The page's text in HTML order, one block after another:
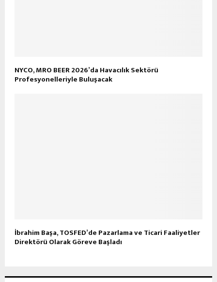
NYCO, MRO BEER 2026’da Havacılık Sektörü
Profesyonelleriyle Buluşacak
İbrahim Başa, TOSFED’de Pazarlama ve Ticari Faaliyetler
Direktörü Olarak Göreve Başladı